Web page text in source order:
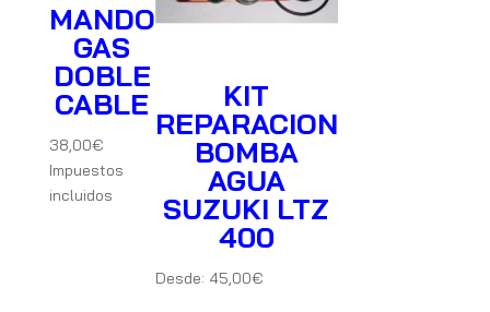
MANDO
GAS
DOBLE
CABLE
38,00€
Impuestos
incluidos
KIT
REPARACION
BOMBA
AGUA
SUZUKI LTZ
400
Desde: 45,00€